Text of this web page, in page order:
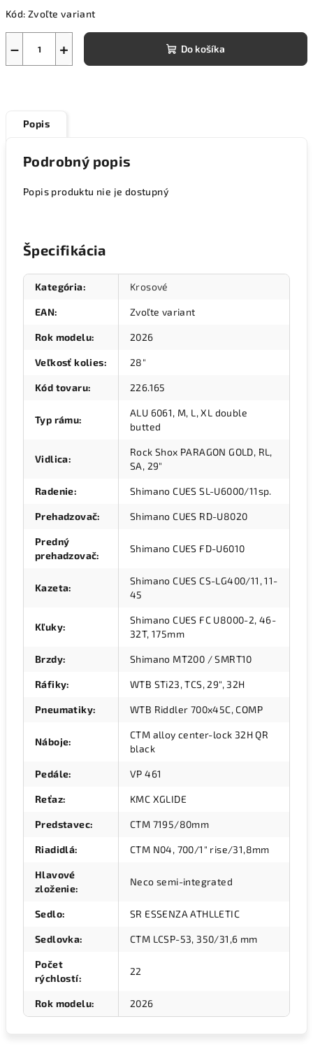
cena:
Kód: Zvoľte variant
+
− Do košíka
Popis
Podrobný popis
Popis produktu nie je dostupný
Špecifikácia
Kategória: Krosové
EAN: Zvoľte variant
Rok modelu: 2026
Veľkosť kolies: 28"
Kód tovaru: 226.165
Typ rámu:
ALU 6061, M, L, XL double
butted
Vidlica:
Rock Shox PARAGON GOLD, RL,
SA, 29"
Radenie: Shimano CUES SL-U6000/11sp.
Prehadzovač: Shimano CUES RD-U8020
Predný
prehadzovač:
Shimano CUES FD-U6010
Kazeta:
Shimano CUES CS-LG400/11, 11-
45
Kľuky:
Shimano CUES FC U8000-2, 46-
32T, 175mm
Brzdy: Shimano MT200 / SMRT10
Ráfiky: WTB STi23, TCS, 29", 32H
Pneumatiky: WTB Riddler 700x45C, COMP
Náboje:
CTM alloy center-lock 32H QR
black
Pedále: VP 461
Reťaz: KMC XGLIDE
Predstavec: CTM 7195/80mm
Riadidlá: CTM N04, 700/1" rise/31,8mm
Hlavové
zloženie:
Neco semi-integrated
Sedlo: SR ESSENZA ATHLLETIC
Sedlovka: CTM LCSP-53, 350/31,6 mm
Počet
rýchlostí:
22
Rok modelu: 2026